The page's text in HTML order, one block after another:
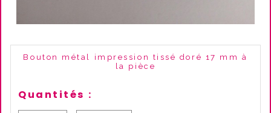
Bouton métal impression tissé doré 17 mm à
la pièce
Quantités :